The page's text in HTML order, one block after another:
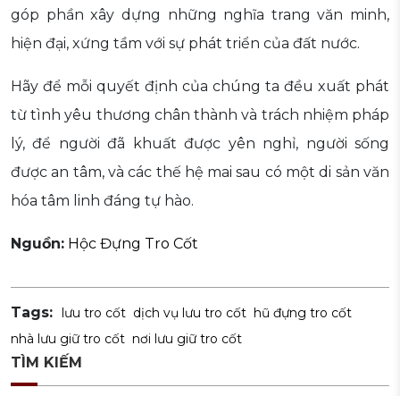
góp phần xây dựng những nghĩa trang văn minh,
hiện đại, xứng tầm với sự phát triển của đất nước.
Hãy để mỗi quyết định của chúng ta đều xuất phát
từ tình yêu thương chân thành và trách nhiệm pháp
lý, để người đã khuất được yên nghỉ, người sống
được an tâm, và các thế hệ mai sau có một di sản văn
hóa tâm linh đáng tự hào.
Nguồn: Hộc Đựng Tro Cốt
Tags: lưu tro cốt dịch vụ lưu tro cốt hũ đựng tro cốt
nhà lưu giữ tro cốt nơi lưu giữ tro cốt
TÌM KIẾM